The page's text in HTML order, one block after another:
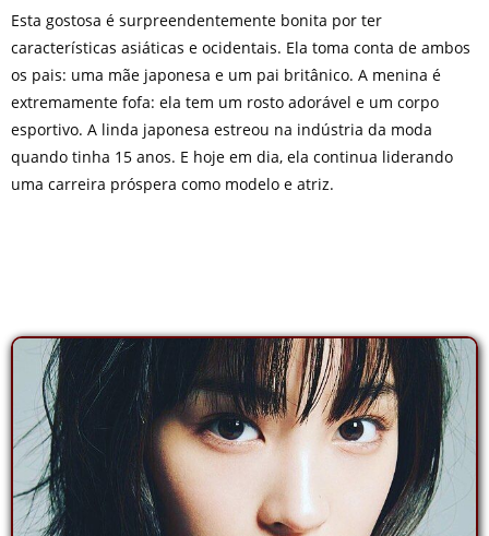
Esta gostosa é surpreendentemente bonita por ter
características asiáticas e ocidentais. Ela toma conta de ambos
os pais: uma mãe japonesa e um pai britânico. A menina é
extremamente fofa: ela tem um rosto adorável e um corpo
esportivo. A linda japonesa estreou na indústria da moda
quando tinha 15 anos. E hoje em dia, ela continua liderando
uma carreira próspera como modelo e atriz.